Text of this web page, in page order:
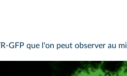
GFP que l'on peut observer au